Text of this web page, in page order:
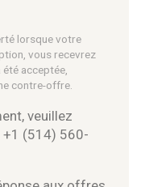
lorsque votre
vous recevrez
acceptée,
contre-offre.
veuillez
+1 (514) 560-